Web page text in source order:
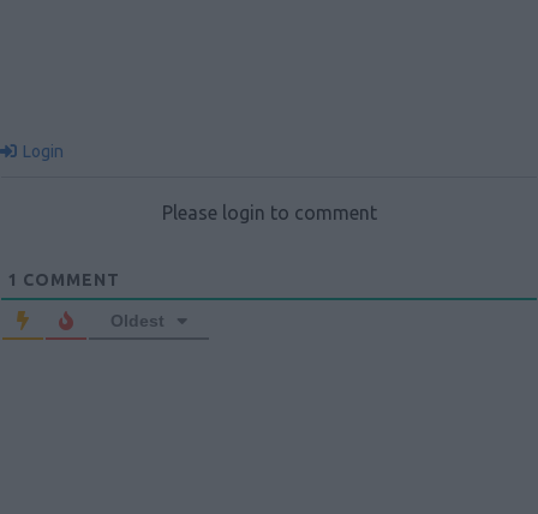
Login
Please login to comment
1 COMMENT
Oldest